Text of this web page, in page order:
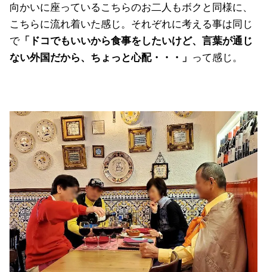
向かいに座っているこちらのお二人もボクと同様に、
こちらに流れ着いた感じ。それぞれに考える事は同じ
で「ドコでもいいから食事をしたいけど、言葉が通じ
ない外国だから、ちょっと心配・・・」 って感じ。